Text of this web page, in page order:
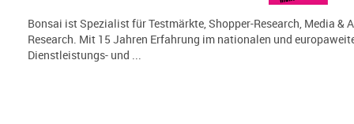
Bonsai ist Spezialist für Testmärkte, Shopper-Research, Media &
Research. Mit 15 Jahren Erfahrung im nationalen und
Dienstleistungs- und ...